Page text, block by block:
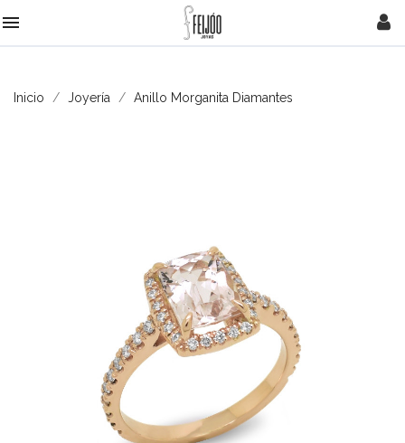

Inicio Joyería Anillo Morganita Diamantes